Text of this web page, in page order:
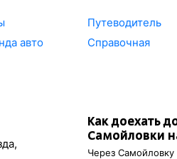
авто
Путеводитель
Справочная
Как доехать
Самойловки
Через Самойловку